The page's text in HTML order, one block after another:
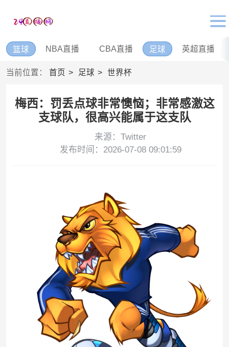
篮球 NBA直播 CBA直播 足球 英超直播
当前位置： 首页 足球 世界杯
梅西：罚丢点球非常懊恼；非常感激这
支球队，很高兴能属于这支队
来源：Twitter
发布时间：2026-07-08 09:01:59